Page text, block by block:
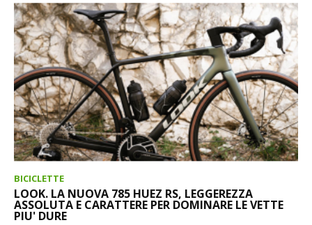
BICICLETTE
LOOK. LA NUOVA 785 HUEZ RS, LEGGEREZZA
ASSOLUTA E CARATTERE PER DOMINARE LE VETTE
PIU' DURE